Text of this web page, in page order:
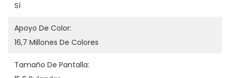
Sí
Apoyo De Color:
16,7 Millones De Colores
Tamaño De Pantalla: